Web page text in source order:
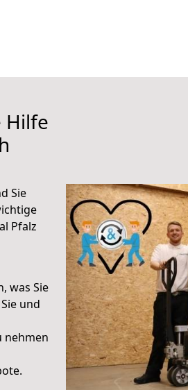
Hilfe
Sie
Pfalz
was Sie
und
nehmen